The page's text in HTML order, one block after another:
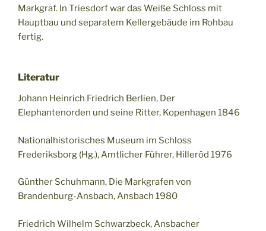
Markgraf. In Triesdorf war das Weiße Schloss mit
Hauptbau und separatem Kellergebäude im Rohbau
fertig.
Literatur
Johann Heinrich Friedrich Berlien, Der
Elephantenorden und seine Ritter, Kopenhagen 1846
Nationalhistorisches Museum im Schloss
Frederiksborg (Hg.), Amtlicher Führer, Hilleröd 1976
Günther Schuhmann, Die Markgrafen von
Brandenburg-Ansbach, Ansbach 1980
Friedrich Wilhelm Schwarzbeck, Ansbacher